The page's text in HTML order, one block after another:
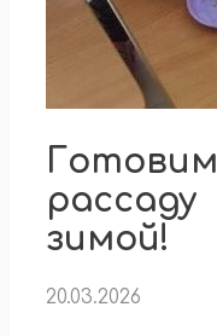
Готовим
рассаду
зимой!
20.03.2026